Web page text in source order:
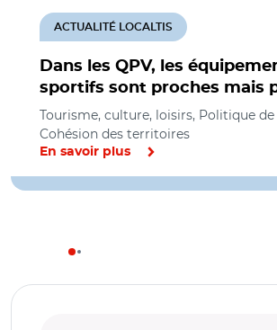
Dans les QPV, les
sportifs sont proches mais
ACTUALITÉ LOCALTIS
Tourisme, culture, loisirs, Politique de
Cohésion des territoires
En savoir plus